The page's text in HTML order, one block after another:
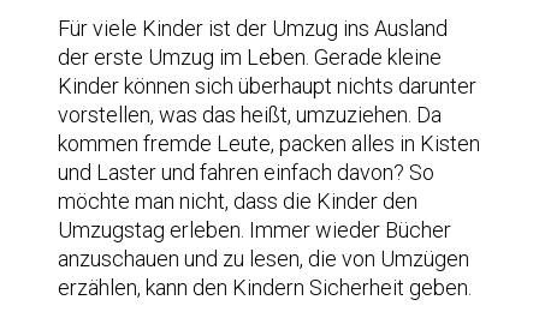
Für viele Kinder ist der Umzug ins Ausland
der erste Umzug im Leben. Gerade kleine
Kinder können sich überhaupt nichts darunter
vorstellen, was das heißt, umzuziehen. Da
kommen fremde Leute, packen alles in Kisten
und Laster und fahren einfach davon? So
möchte man nicht, dass die Kinder den
Umzugstag erleben. Immer wieder Bücher
anzuschauen und zu lesen, die von Umzügen
erzählen, kann den Kindern Sicherheit geben.